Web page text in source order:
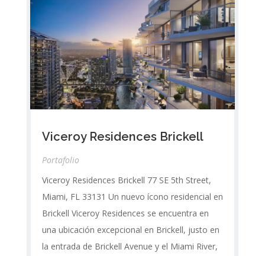
Viceroy Residences Brickell
Portafolio
Viceroy Residences Brickell 77 SE 5th Street,
Miami, FL 33131 Un nuevo ícono residencial en
Brickell Viceroy Residences se encuentra en
una ubicación excepcional en Brickell, justo en
la entrada de Brickell Avenue y el Miami River,